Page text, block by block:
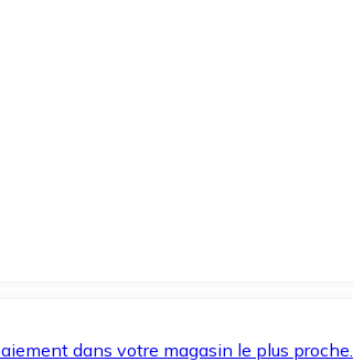
dans votre magasin le plus proche.